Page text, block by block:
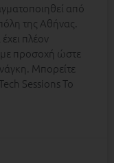
από
της Αθήνας.
πλέον
με προσοχή ώστε
Μπορείτε
Sessions Το